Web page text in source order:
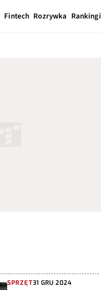
Fintech Rozrywka Rankingi
SPRZĘT31 GRU 2024